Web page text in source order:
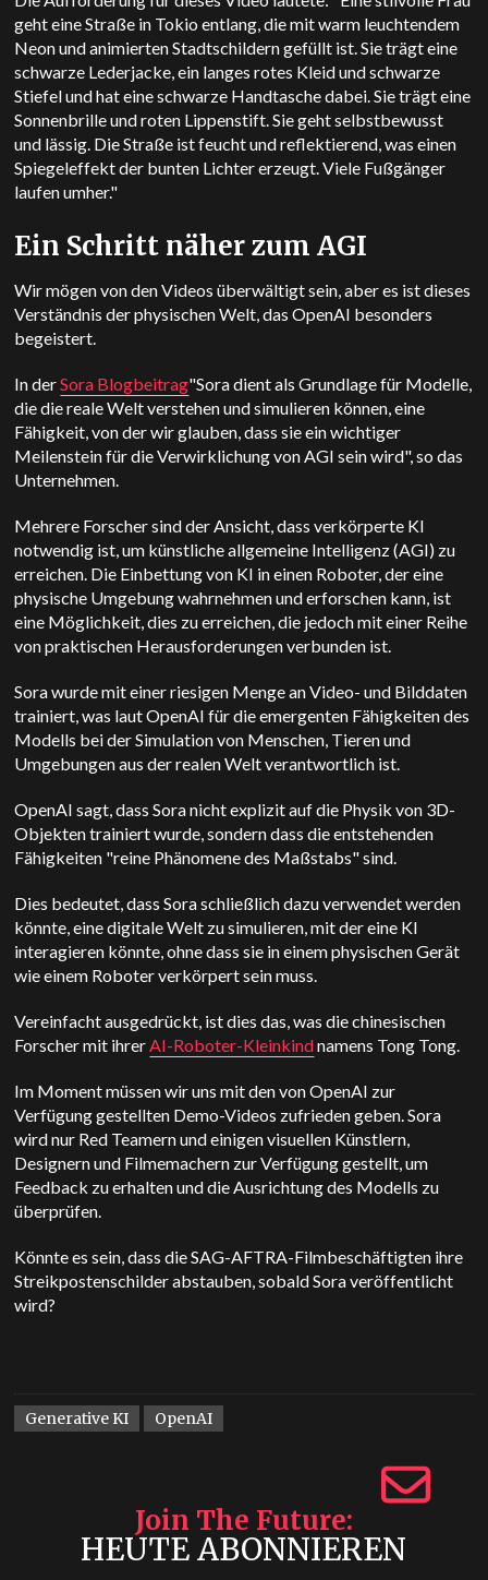
geht eine Straße in Tokio entlang, die mit warm leuchtendem
Neon und animierten Stadtschildern gefüllt ist. Sie trägt eine
schwarze Lederjacke, ein langes rotes Kleid und schwarze
Stiefel und hat eine schwarze Handtasche dabei. Sie trägt eine
Sonnenbrille und roten Lippenstift. Sie geht selbstbewusst
und lässig. Die Straße ist feucht und reflektierend, was einen
Spiegeleffekt der bunten Lichter erzeugt. Viele Fußgänger
laufen umher."
Ein Schritt näher zum AGI
Wir mögen von den Videos überwältigt sein, aber es ist dieses
Verständnis der physischen Welt, das OpenAI besonders
begeistert.
In derSora Blogbeitrag"Sora dient als Grundlage für Modelle,
die die reale Welt verstehen und simulieren können, eine
Fähigkeit, von der wir glauben, dass sie ein wichtiger
Meilenstein für die Verwirklichung von AGI sein wird", so das
Unternehmen.
Mehrere Forscher sind der Ansicht, dass verkörperte KI
notwendig ist, um künstliche allgemeine Intelligenz (AGI) zu
erreichen. Die Einbettung von KI in einen Roboter, der eine
physische Umgebung wahrnehmen und erforschen kann, ist
eine Möglichkeit, dies zu erreichen, die jedoch mit einer Reihe
von praktischen Herausforderungen verbunden ist.
Sora wurde mit einer riesigen Menge an Video- und Bilddaten
trainiert, was laut OpenAI für die emergenten Fähigkeiten des
Modells bei der Simulation von Menschen, Tieren und
Umgebungen aus der realen Welt verantwortlich ist.
OpenAI sagt, dass Sora nicht explizit auf die Physik von 3D-
Objekten trainiert wurde, sondern dass die entstehenden
Fähigkeiten "reine Phänomene des Maßstabs" sind.
Dies bedeutet, dass Sora schließlich dazu verwendet werden
könnte, eine digitale Welt zu simulieren, mit der eine KI
interagieren könnte, ohne dass sie in einem physischen Gerät
wie einem Roboter verkörpert sein muss.
Vereinfacht ausgedrückt, ist dies das, was die chinesischen
Forscher mit ihrerAI-Roboter-Kleinkindnamens Tong Tong.
Im Moment müssen wir uns mit den von OpenAI zur
Verfügung gestellten Demo-Videos zufrieden geben. Sora
wird nur Red Teamern und einigen visuellen Künstlern,
Designern und Filmemachern zur Verfügung gestellt, um
Feedback zu erhalten und die Ausrichtung des Modells zu
überprüfen.
Könnte es sein, dass die SAG-AFTRA-Filmbeschäftigten ihre
Streikpostenschilder abstauben, sobald Sora veröffentlicht
wird?
Generative KI OpenAI
Join The Future
HEUTE ABONNIEREN